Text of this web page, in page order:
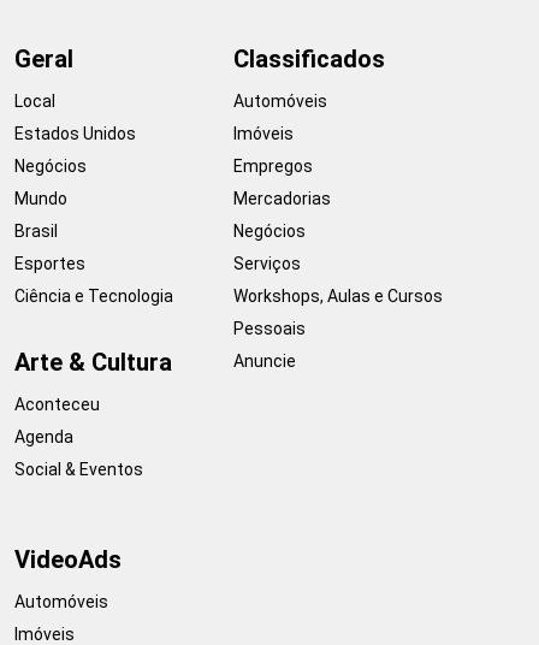
Geral
Local
Estados Unidos
Negócios
Mundo
Brasil
Esportes
Ciência e Tecnologia
Arte & Cultura
Aconteceu
Agenda
Social & Eventos
Classificados
Automóveis
Imóveis
Empregos
Mercadorias
Negócios
Serviços
Workshops, Aulas e Cursos
Pessoais
Anuncie
VideoAds
Automóveis
Imóveis